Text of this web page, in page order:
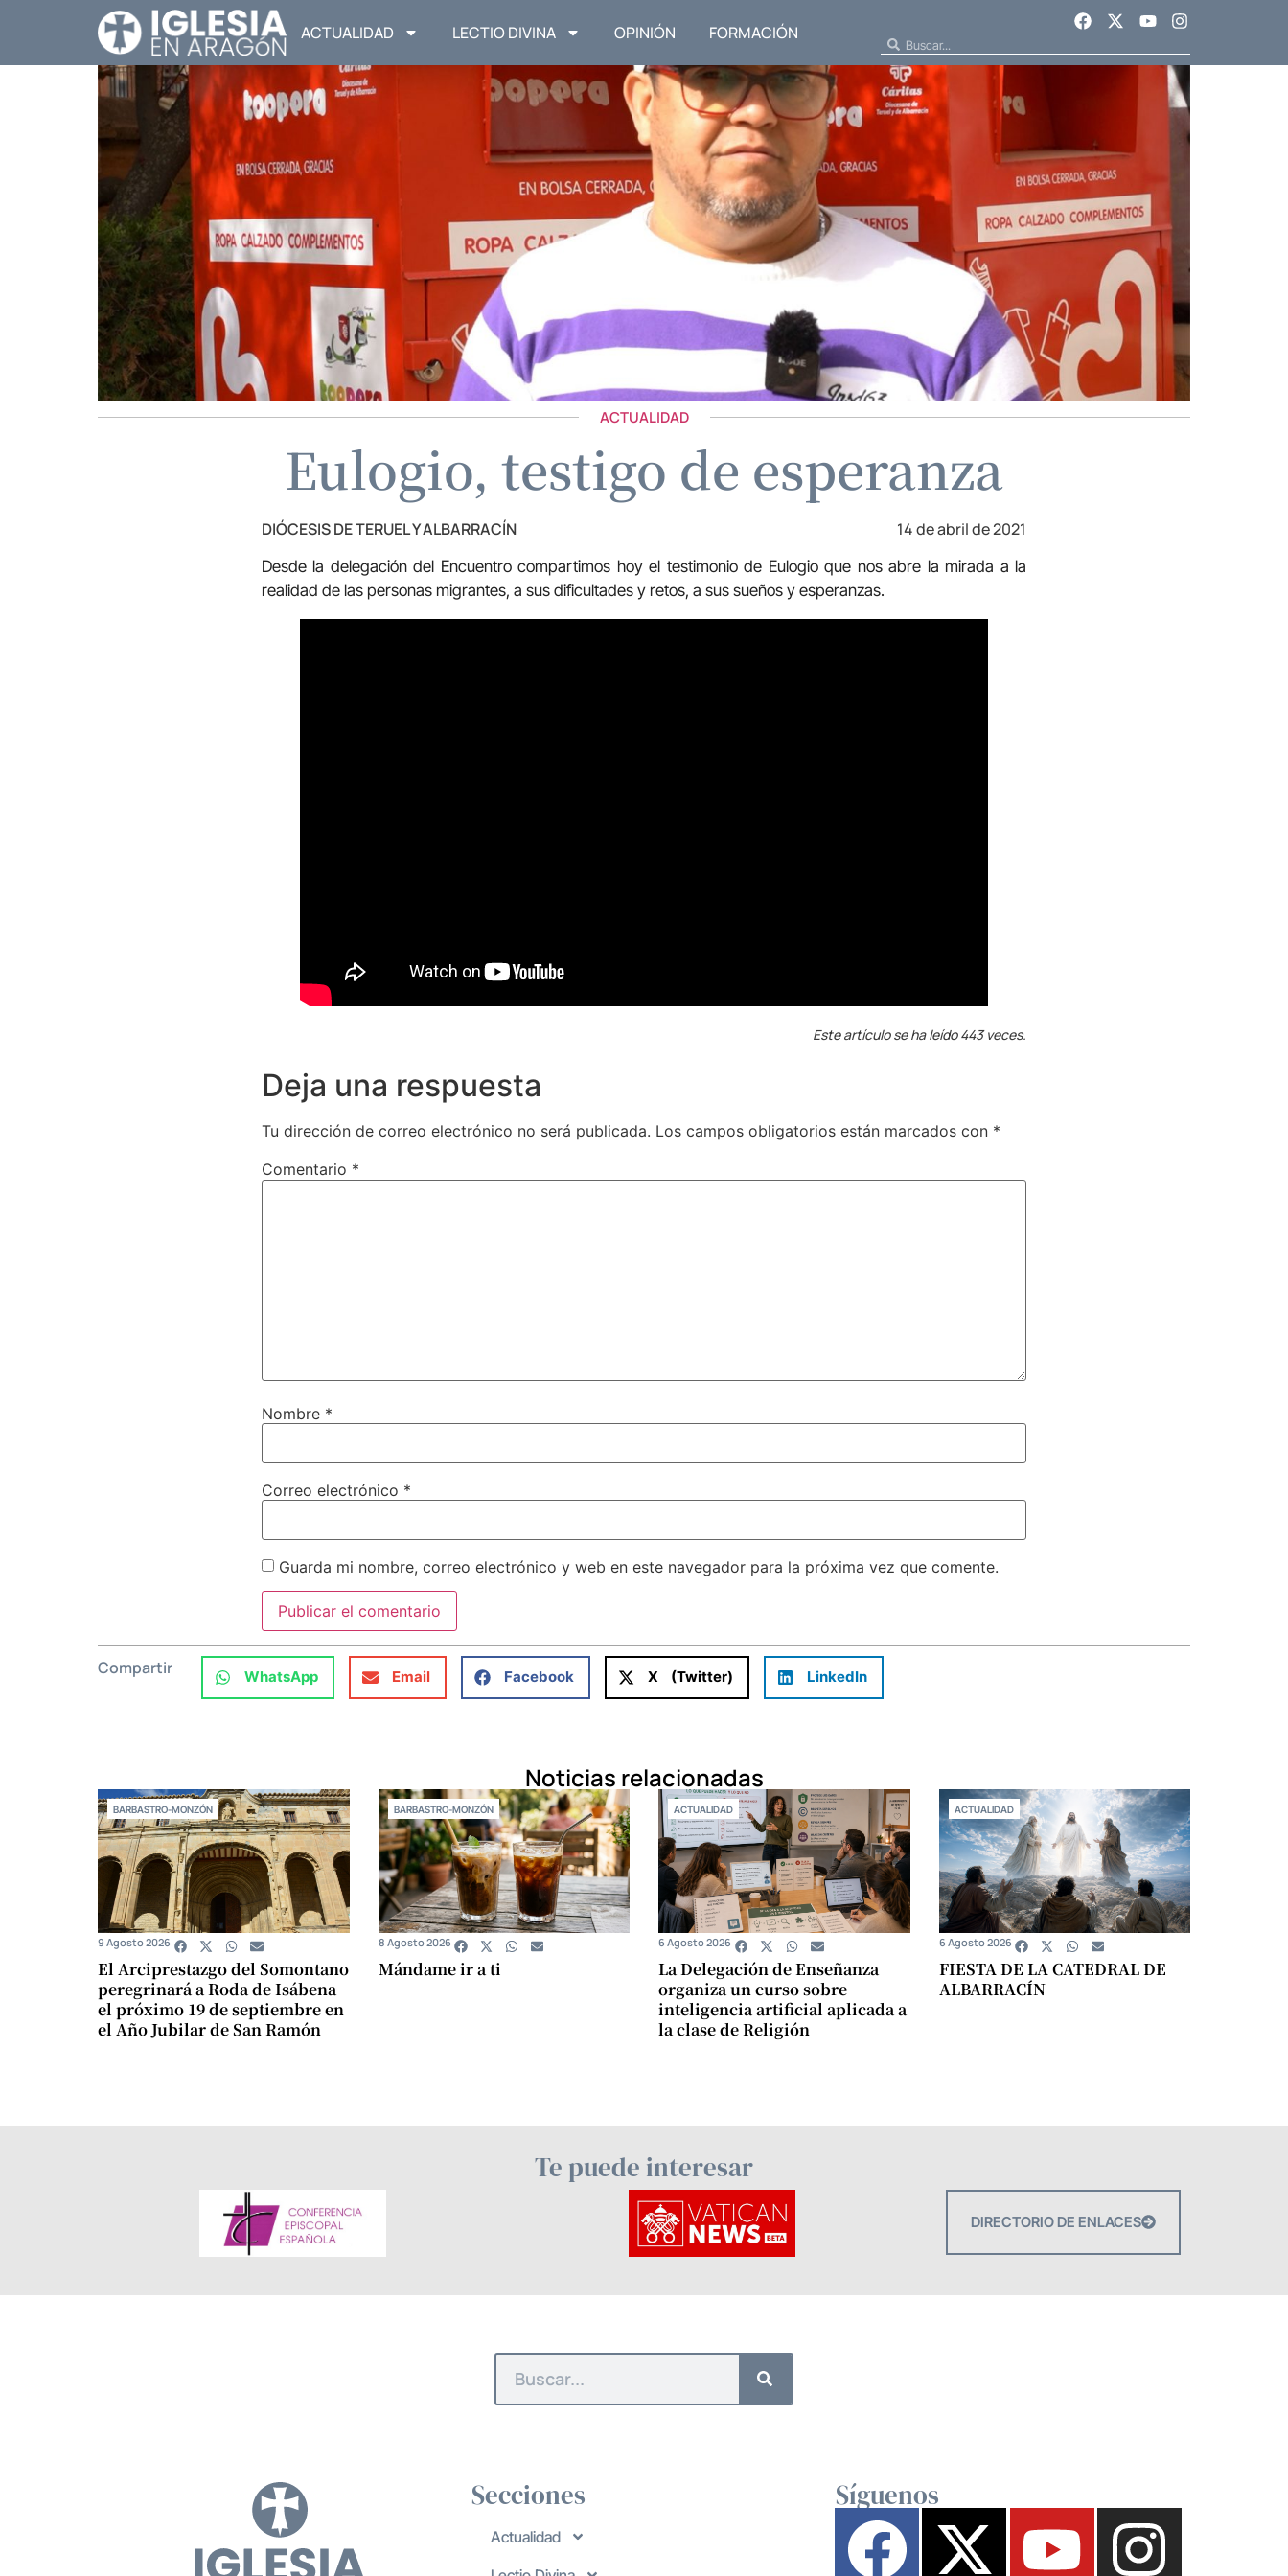
ACTUALIDAD LECTIO DIVINA OPINIÓN FORMACIÓN
ACTUALIDAD
Eulogio, testigo de esperanza
DIÓCESIS DE TERUEL Y ALBARRACÍN 14 de abril de 2021
Desde la delegación del Encuentro compartimos hoy el testimonio de Eulogio que nos abre la mirada a la
realidad de las personas migrantes, a sus dificultades y retos, a sus sueños y esperanzas.
Este artículo se ha leído 443 veces.
Deja una respuesta
Tu dirección de correo electrónico no será publicada. Los campos obligatorios están marcados con *
Comentario *
Nombre *
Correo electrónico *
Guarda mi nombre, correo electrónico y web en este navegador para la próxima vez que comente.
Compartir WhatsApp Email Facebook X (Twitter) LinkedIn
Noticias relacionadas
BARBASTRO-MONZÓN
El Arciprestazgo del Somontano
peregrinará a Roda de Isábena
el próximo 19 de septiembre en
el Año Jubilar de San Ramón
9 Agosto 2026
BARBASTRO-MONZÓN
Mándame ir a ti
8 Agosto 2026
ACTUALIDAD
La Delegación de Enseñanza
organiza un curso sobre
inteligencia artificial aplicada a
la clase de Religión
6 Agosto 2026
ACTUALIDAD
FIESTA DE LA CATEDRAL DE
ALBARRACÍN
6 Agosto 2026
Te puede interesar
DIRECTORIO DE ENLACES
Secciones
Actualidad
Síguenos